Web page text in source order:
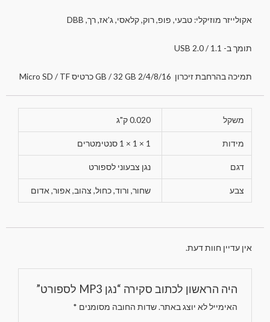
אקולייזר מוזיקלי: טבעי, פופ, רוק, קלאסי, ג'אז, רך, DBB
תומך ב- USB 2.0 / 1.1
תמיכה בהרחבת זיכרון 2/4/8/16 GB / 32 GB כרטיס Micro SD / TF
משקל 0.020 ק"ג
מידות 1 × 1 × 1 סנטימטרים
דגם נגן צבעוני לספורט
צבע שחור, ורוד, כחול, צהוב, אפור, אדום
אין עדיין חוות דעת.
היה הראשון לכתוב סקירה “נגן MP3 לספורט”
האימייל לא יוצג באתר.שדות החובה מסומנים *